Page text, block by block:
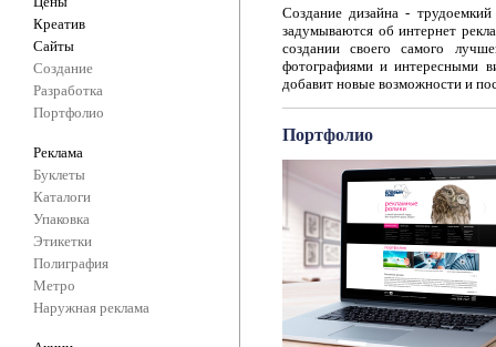
Креатив
Сайты
Создание
Разработка
Портфолио
Реклама
Буклеты
Каталоги
Упаковка
Этикетки
Полиграфия
Метро
Наружная реклама
Создание дизайна -
задумываются об интернет
создании своего самого
фотографиями и интересными
добавит новые возможности и
Портфолио